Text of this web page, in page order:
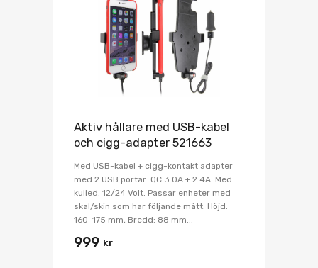
Aktiv hållare med USB-kabel
och cigg-adapter 521663
Med USB-kabel + cigg-kontakt adapter
med 2 USB portar: QC 3.0A + 2.4A. Med
kulled. 12/24 Volt. Passar enheter med
skal/skin som har följande mått: Höjd:
160-175 mm, Bredd: 88 mm...
999 kr